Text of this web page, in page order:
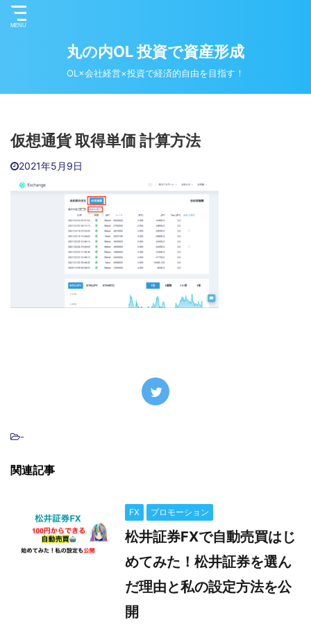
丸の内OL 投資で資産形成
OL×会社経営×投資で経済的自由を目指す！
仮想通貨 取得単価 計算方法
2021年5月9日
-
関連記事
FX プロモーション
松井証券FXで自動売買はじ
めてみた！松井証券を選ん
だ理由と私の設定方法を公
開